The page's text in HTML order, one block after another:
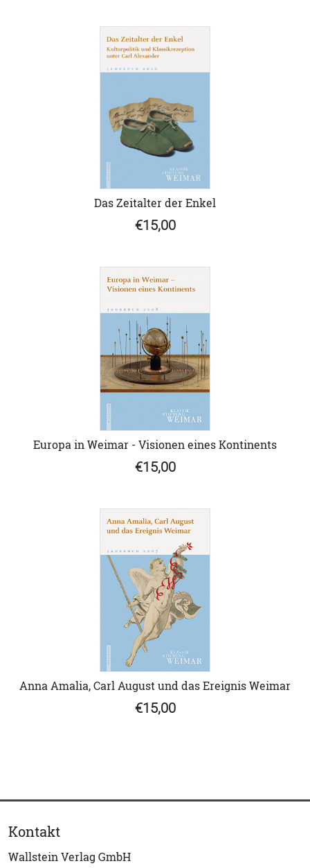
Das Zeitalter der Enkel
€15,00
Europa in Weimar - Visionen eines Kontinents
€15,00
Anna Amalia, Carl August und das Ereignis Weimar
€15,00
Kontakt
Wallstein Verlag GmbH